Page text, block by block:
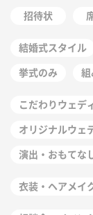
招待状
結婚式スタイル
挙式のみ 組
こだわりウェデ
オリジナルウェ
演出・おもてな
衣装・ヘアメイ